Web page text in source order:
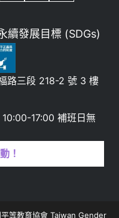
續發展目標 (SDGs)
路三段 218-2 號 3 樓
17:00 補班日無
！
等教育協會 Taiwan Gender